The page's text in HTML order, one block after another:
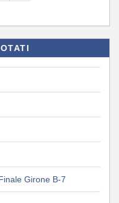
Girone B-7